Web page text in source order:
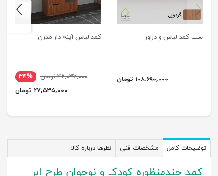
ست کمد لباس و دراور
۱۰۸,۶۹۰,۰۰۰ تومان
کمد لباس آینه دار مدرن
۴۲,۰۳۷,۰۰۰ تومان
۳۴%
۲۷,۵۳۵,۰۰۰ تومان
previus
توضیحات کامل مشخصات فنی نظرها درباره کالا
کمد چندمنظوره کودک و نوجوان طرح ابر